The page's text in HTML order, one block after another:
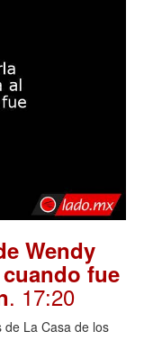
Wendy
fue
. 17:20
La Casa de los